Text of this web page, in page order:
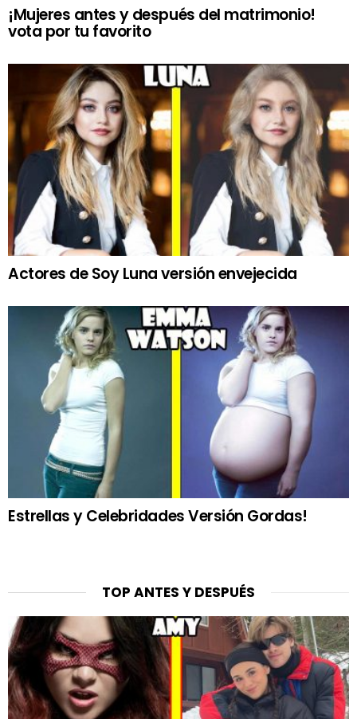
¡Mujeres antes y después del matrimonio!
vota por tu favorito
Actores de Soy Luna versión envejecida
Estrellas y Celebridades Versión Gordas!
TOP ANTES Y DESPUÉS